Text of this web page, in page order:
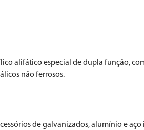
alifático especial de dupla função,
não ferrosos.
de galvanizados, alumínio e